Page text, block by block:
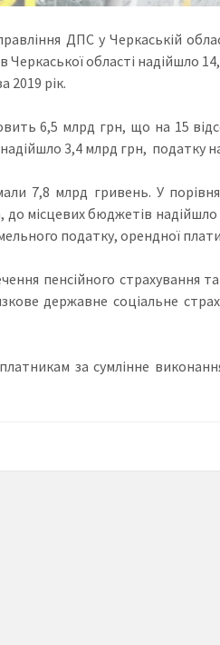
ДПС у Черкаській
Черкаської області надійшло
2019 рік.
6,5 млрд грн, що на 15
3,4 млрд грн, податку
7,8 млрд гривень. У
місцевих бюджетів
податку, орендної
пенсійного страхування
державне соціальне
за сумлінне